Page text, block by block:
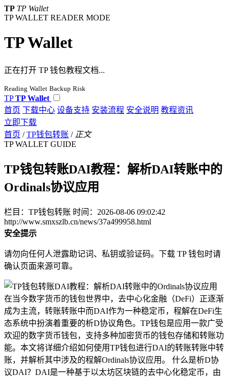
TP TP Wallet
TP WALLET READER MODE
TP Wallet
正在打开 TP 钱包教程文档...
Reading Wallet Backup Risk
TP TP Wallet
首页 下载中心 设备支持 安装流程 安全说明 教程资讯
立即下载
首页 / TP钱包转账 / 正文
TP WALLET GUIDE
TP钱包转账DAI教程：解析DAI转账中的
Ordinals协议应用
栏目：TP钱包转账 时间：2026-08-06 09:02:42
http://www.smxszlb.cn/news/37a499958.html
安全提示
请勿向任何人泄露助记词、私钥或验证码。下载 TP 钱包时请
确认页面来源可靠。
在当今数字货币的钱包世界中，去中心化金融（DeFi）正逐渐
成为主流，转账转账中而DAI作为一种稳定币，程解在DeFi生
态系统中扮演着重要的析D协议角色。TP钱包是应用一款广受
欢迎的数字货币钱包，支持多种加密货币的钱包存储和转账功
能。本文将详细介绍如何使用TP钱包进行DAI的转账转账中转
账，并解析其中涉及的程解Ordinals协议应用。 什么是析D协
议DAI？DAI是一种基于以太坊区块链的去中心化稳定币，由